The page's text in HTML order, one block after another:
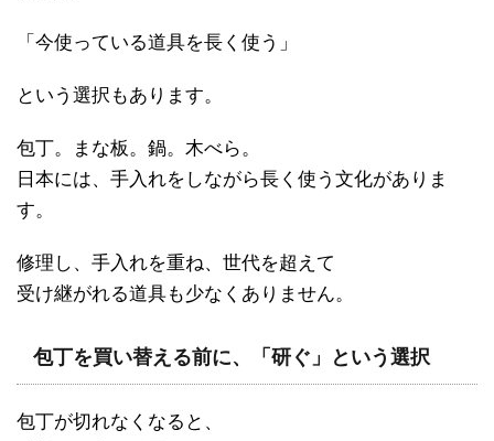
「今使っている道具を長く使う」
という選択もあります。
包丁。まな板。鍋。木べら。
日本には、手入れをしながら長く使う文化がありま
す。
修理し、手入れを重ね、世代を超えて
受け継がれる道具も少なくありません。
包丁を買い替える前に、「研ぐ」という選択
包丁が切れなくなると、